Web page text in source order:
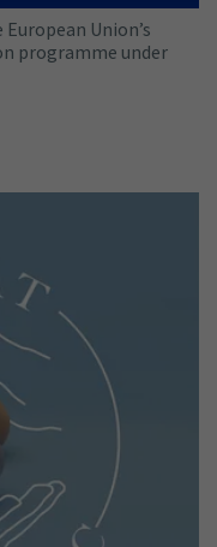
Union’s
programme under